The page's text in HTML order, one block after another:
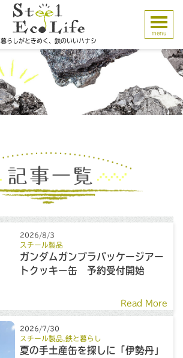
暮らしがときめく、鉄のいいハナシ
menu
2026/8/3
スチール製品
ガンダムガンプラパッケージアー
トクッキー缶 予約受付開始
Read More
2026/7/30
スチール製品 ,鉄と暮らし
夏の手土産缶を探しに「伊勢丹」